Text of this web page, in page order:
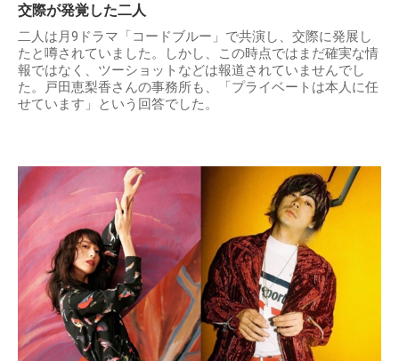
交際が発覚した二人
二人は月9ドラマ「コードブルー」で共演し、交際に発展し
たと噂されていました。しかし、この時点ではまだ確実な情
報ではなく、ツーショットなどは報道されていませんでし
た。戸田恵梨香さんの事務所も、「プライベートは本人に任
せています」という回答でした。